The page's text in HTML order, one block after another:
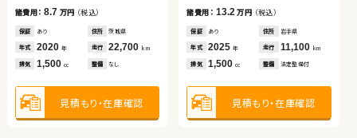
諸費用：8.7 万円 （税込）
保証 あり 住所 茨城県
年式 2020 年 走行 22,700 km
排気 1,500 cc 整備 なし
見積もり・在庫確認
諸費用： 13.2万円 （税込）
保証 あり 住所 岩手県
年式 2025年 走行 11,100 km
排気 1,500cc 整備 法定整備付
見積もり・在庫確認
260.1万円
車両本体価格
諸費用：8.8 万円 （税込）
保証 あり 住所 福島県
排気 1,500cc 整備 なし
18.8万円
車両本体価格
諸費用：14.8万円 （税込）
保証 なし 住所 神奈川県
排気 660 整備 法定整備付
203.9万円
車両本体価格
諸費用：15.9万円 （税込）
保証 あり 住所 埼玉県
排気 2,500cc 整備 法定整備付
諸費用： 12.2万円 （税込）
保証 なし 住所 福島県
年式 2019年 走行 －km
排気 1,800cc 整備 法定整備付
見積もり・在庫確認